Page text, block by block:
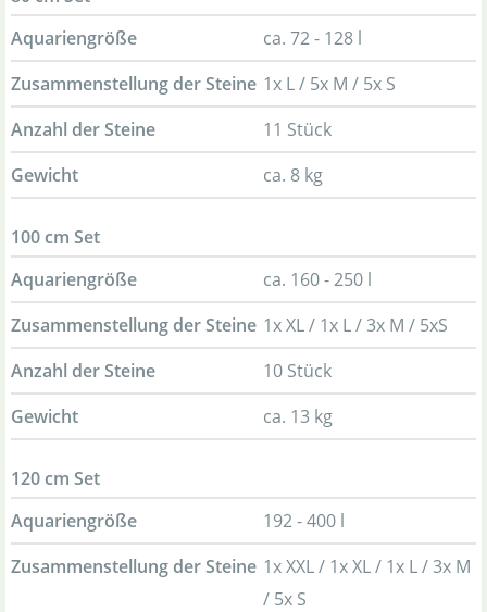
Aquariengröße
ca. 72 - 128 l
Zusammenstellung der Steine 1x L / 5x M / 5x S
Anzahl der Steine
11 Stück
Gewicht
ca. 8 kg
100 cm Set
Aquariengröße
ca. 160 - 250 l
Zusammenstellung der Steine 1x XL / 1x L / 3x M / 5xS
Anzahl der Steine
10 Stück
Gewicht
ca. 13 kg
120 cm Set
Aquariengröße
192 - 400 l
Zusammenstellung der Steine 1x XXL / 1x XL / 1x L / 3x M
/ 5x S